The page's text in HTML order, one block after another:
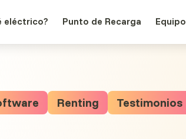
eléctrico? Punto de Recarga Equipo
Renting Testimonios